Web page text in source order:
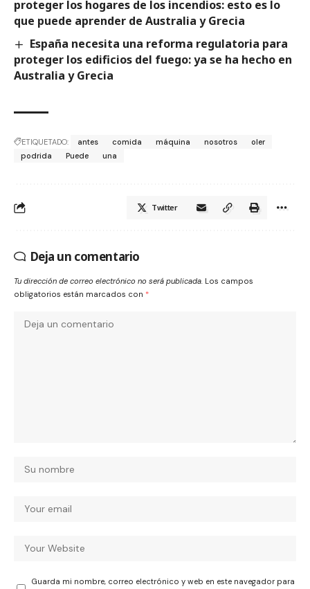
proteger los hogares de los incendios: esto es lo
que puede aprender de Australia y Grecia
España necesita una reforma regulatoria para
proteger los edificios del fuego: ya se ha hecho en
Australia y Grecia
ETIQUETADO: antes comida máquina nosotros
oler
podrida
Puede una
Twitter
Deja un comentario
Tu dirección de correo electrónico no será publicada. Los campos
obligatorios están marcados con *
Guarda mi nombre, correo electrónico y web en este navegador para